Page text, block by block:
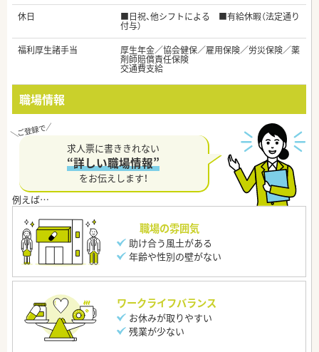
休日
■日祝、他シフトによる ■有給休暇（法定通り
付与）
福利厚生諸手当
厚生年金／協会健保／雇用保険／労災保険／薬
剤師賠償責任保険
交通費支給
職場情報
求人票に書ききれない
“詳しい職場情報”
をお伝えします！
職場の雰囲気
助け合う風土がある
年齢や性別の壁がない
ワークライフバランス
お休みが取りやすい
残業が少ない